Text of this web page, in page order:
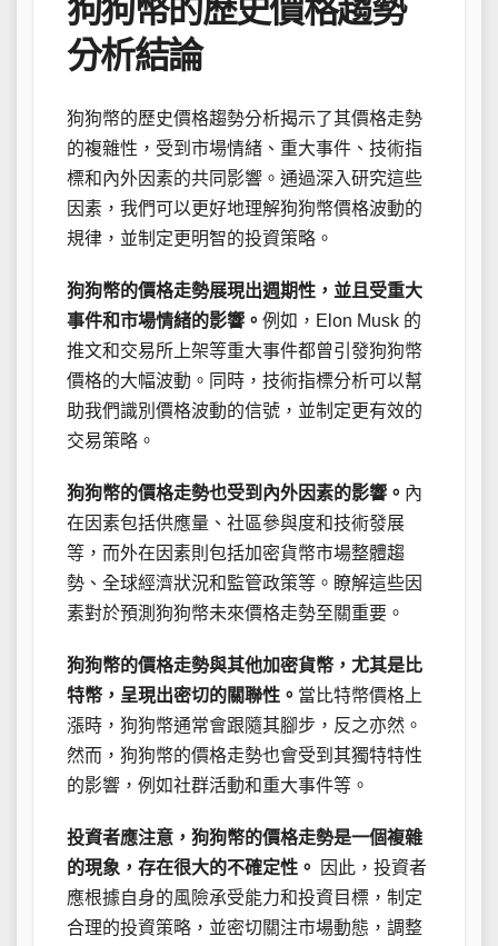
狗狗幣的歷史價格趨勢
分析結論
狗狗幣的歷史價格趨勢分析揭示了其價格走勢
的複雜性，受到市場情緒、重大事件、技術指
標和內外因素的共同影響。通過深入研究這些
因素，我們可以更好地理解狗狗幣價格波動的
規律，並制定更明智的投資策略。
狗狗幣的價格走勢展現出週期性，並且受重大
事件和市場情緒的影響。 例如，Elon Musk 的
推文和交易所上架等重大事件都曾引發狗狗幣
價格的大幅波動。同時，技術指標分析可以幫
助我們識別價格波動的信號，並制定更有效的
交易策略。
狗狗幣的價格走勢也受到內外因素的影響。 內
在因素包括供應量、社區參與度和技術發展
等，而外在因素則包括加密貨幣市場整體趨
勢、全球經濟狀況和監管政策等。瞭解這些因
素對於預測狗狗幣未來價格走勢至關重要。
狗狗幣的價格走勢與其他加密貨幣，尤其是比
特幣，呈現出密切的關聯性。 當比特幣價格上
漲時，狗狗幣通常會跟隨其腳步，反之亦然。
然而，狗狗幣的價格走勢也會受到其獨特特性
的影響，例如社群活動和重大事件等。
投資者應注意，狗狗幣的價格走勢是一個複雜
的現象，存在很大的不確定性。
因此，投資者
應根據自身的風險承受能力和投資目標，制定
合理的投資策略，並密切關注市場動態，調整